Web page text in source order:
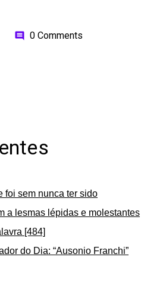
comment 0 Comments
foi sem nunca ter sido
a lesmas lépidas e molestantes
[484]
do Dia: “Ausonio Franchi”